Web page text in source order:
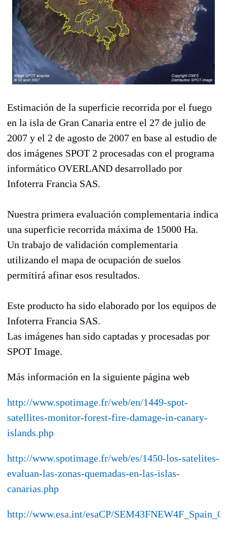
Estimación de la superficie recorrida por el fuego
en la isla de Gran Canaria entre el 27 de julio de
2007 y el 2 de agosto de 2007 en base al estudio de
dos imágenes SPOT 2 procesadas con el programa
informático OVERLAND desarrollado por
Infoterra Francia SAS.
Nuestra primera evaluación complementaria indica
una superficie recorrida máxima de 15000 Ha.
Un trabajo de validación complementaria
utilizando el mapa de ocupación de suelos
permitirá afinar esos resultados.
Este producto ha sido elaborado por los equipos de
Infoterra Francia SAS.
Las imágenes han sido captadas y procesadas por
SPOT Image.
Más información en la siguiente página web
http://www.spotimage.fr/web/en/1449-spot-
satellites-monitor-forest-fire-damage-in-canary-
islands.php
http://www.spotimage.fr/web/es/1450-los-satelites-
evaluan-las-zonas-quemadas-en-las-islas-
canarias.php
http://www.esa.int/esaCP/